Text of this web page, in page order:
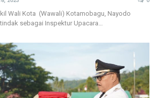
Wali Kota (Wawali) Kotamobagu, Nayodo
sebagai Inspektur Upacara…